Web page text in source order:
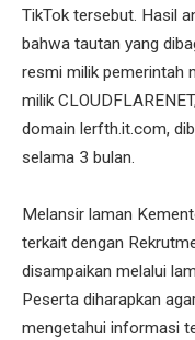
TikTok tersebut. Hasil
bahwa tautan yang
resmi milik pemerintah
milik
domain lerfth.it.com,
selama 3 bulan.
Melansir laman
terkait dengan
disampaikan melalui
Peserta diharapkan
mengetahui informasi